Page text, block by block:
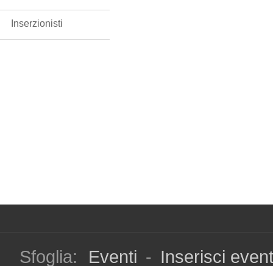
Inserzionisti
Sfoglia: Eventi - Inserisci